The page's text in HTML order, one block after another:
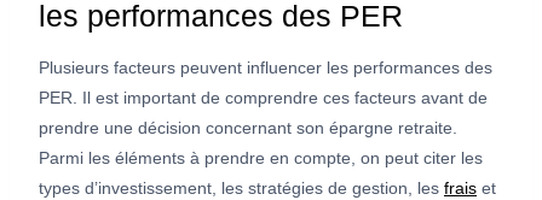
les performances des PER
Plusieurs facteurs peuvent influencer les performances des
PER. Il est important de comprendre ces facteurs avant de
prendre une décision concernant son épargne retraite.
Parmi les éléments à prendre en compte, on peut citer les
types d’investissement, les stratégies de gestion, les frais et